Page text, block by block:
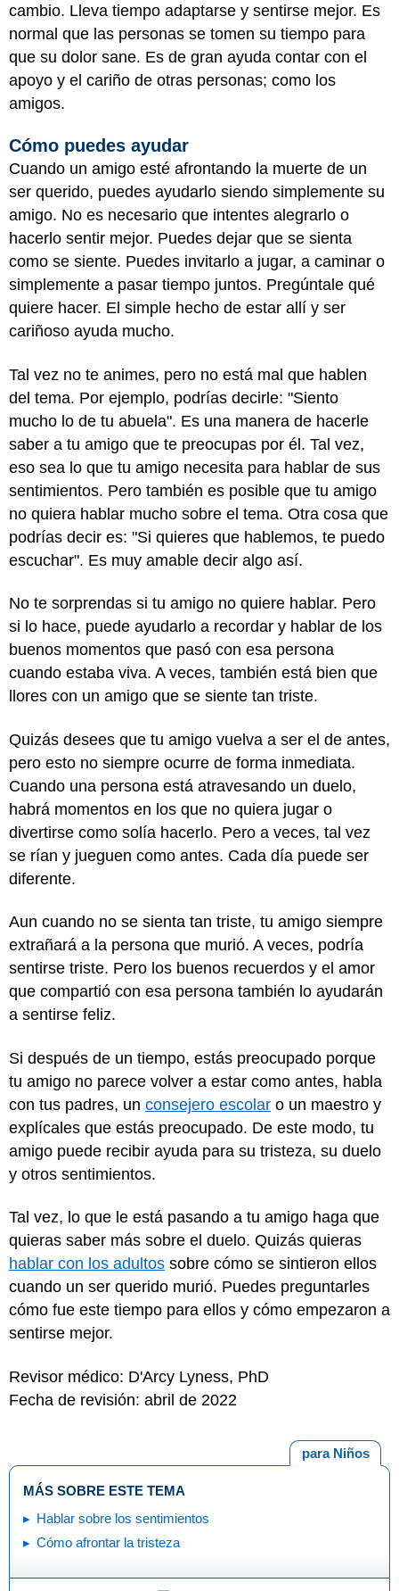
cambio. Lleva tiempo adaptarse y sentirse mejor. Es
normal que las personas se tomen su tiempo para
que su dolor sane. Es de gran ayuda contar con el
apoyo y el cariño de otras personas; como los
amigos.
Cómo puedes ayudar
Cuando un amigo esté afrontando la muerte de un
ser querido, puedes ayudarlo siendo simplemente su
amigo. No es necesario que intentes alegrarlo o
hacerlo sentir mejor. Puedes dejar que se sienta
como se siente. Puedes invitarlo a jugar, a caminar o
simplemente a pasar tiempo juntos. Pregúntale qué
quiere hacer. El simple hecho de estar allí y ser
cariñoso ayuda mucho.
Tal vez no te animes, pero no está mal que hablen
del tema. Por ejemplo, podrías decirle: "Siento
mucho lo de tu abuela". Es una manera de hacerle
saber a tu amigo que te preocupas por él. Tal vez,
eso sea lo que tu amigo necesita para hablar de sus
sentimientos. Pero también es posible que tu amigo
no quiera hablar mucho sobre el tema. Otra cosa que
podrías decir es: "Si quieres que hablemos, te puedo
escuchar". Es muy amable decir algo así.
No te sorprendas si tu amigo no quiere hablar. Pero
si lo hace, puede ayudarlo a recordar y hablar de los
buenos momentos que pasó con esa persona
cuando estaba viva. A veces, también está bien que
llores con un amigo que se siente tan triste.
Quizás desees que tu amigo vuelva a ser el de antes,
pero esto no siempre ocurre de forma inmediata.
Cuando una persona está atravesando un duelo,
habrá momentos en los que no quiera jugar o
divertirse como solía hacerlo. Pero a veces, tal vez
se rían y jueguen como antes. Cada día puede ser
diferente.
Aun cuando no se sienta tan triste, tu amigo siempre
extrañará a la persona que murió. A veces, podría
sentirse triste. Pero los buenos recuerdos y el amor
que compartió con esa persona también lo ayudarán
a sentirse feliz.
Si después de un tiempo, estás preocupado porque
tu amigo no parece volver a estar como antes, habla
con tus padres, un consejero escolar o un maestro y
explícales que estás preocupado. De este modo, tu
amigo puede recibir ayuda para su tristeza, su duelo
y otros sentimientos.
Tal vez, lo que le está pasando a tu amigo haga que
quieras saber más sobre el duelo. Quizás quieras
hablar con los adultos sobre cómo se sintieron ellos
cuando un ser querido murió. Puedes preguntarles
cómo fue este tiempo para ellos y cómo empezaron a
sentirse mejor.
Revisor médico: D'Arcy Lyness, PhD
Fecha de revisión: abril de 2022
para Niños
MÁS SOBRE ESTE TEMA
Hablar sobre los sentimientos
Cómo afrontar la tristeza